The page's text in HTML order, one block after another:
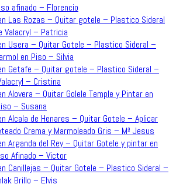
afinado – Florencio
Las Rozas – Quitar gotele – Plastico Sideral
Valacryl – Patricia
Usera – Quitar Gotele – Plastico Sideral –
en Piso – Silvia
Getafe – Quitar gotele – Plastico Sideral –
– Cristina
Alovera – Quitar Golele Temple y Pintar en
– Susana
Alcala de Henares – Quitar Gotele – Aplicar
Crema y Marmoleado Gris – Mª Jesus
Arganda del Rey – Quitar Gotele y pintar en
Afinado – Victor
Canillejas – Quitar Gotele – Plastico Sideral –
Brillo – Elvis